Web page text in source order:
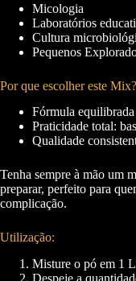
Micologia
Laboratórios
Cultura
Pequenos
Por que escolher este Mix?
Fórmula
Praticidade total:
Qualidade
Tenha sempre à mão um
preparar, perfeito para
complicação.
Utilização:
Misture o pó em 1
Necessário
Estes cookies
não são
Eles são
para o